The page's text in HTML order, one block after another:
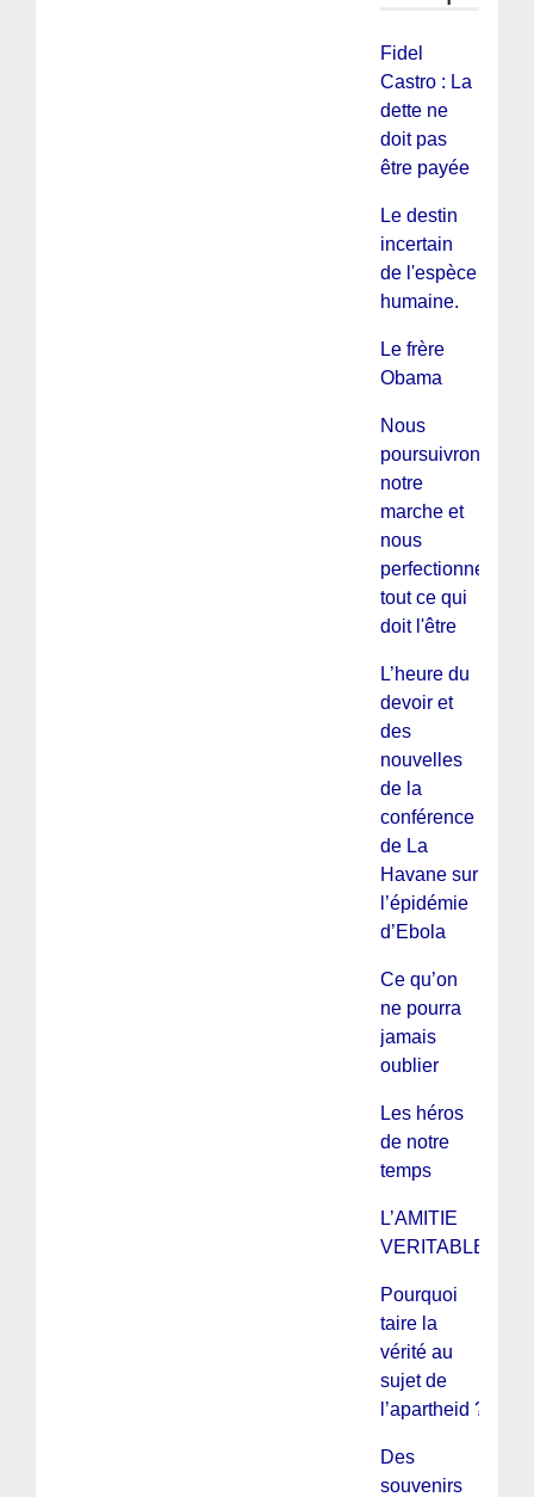
Fidel
Castro : La
dette ne
doit pas
être payée
Le destin
incertain
de l'espèce
humaine.
Le frère
Obama
Nous
poursuivrons
notre
marche et
nous
perfectionnerons
tout ce qui
doit l'être
L’heure du
devoir et
des
nouvelles
de la
conférence
de La
Havane sur
l’épidémie
d’Ebola
Ce qu’on
ne pourra
jamais
oublier
Les héros
de notre
temps
L’AMITIE
VERITABLE
Pourquoi
taire la
vérité au
sujet de
l’apartheid ?
Des
souvenirs